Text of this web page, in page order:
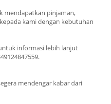
mendapatkan pinjaman,
kami dengan kebutuhan
informasi lebih lanjut
mendengar kabar dari